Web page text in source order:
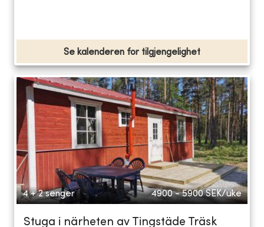
Se kalenderen for tilgjengelighet
4 + 2 senger 4900 - 5900 SEK/uke
Stuga i närheten av Tingstäde Träsk